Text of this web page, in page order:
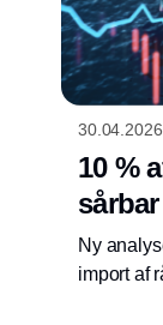
30.04.2026
10 %
Ny
import af